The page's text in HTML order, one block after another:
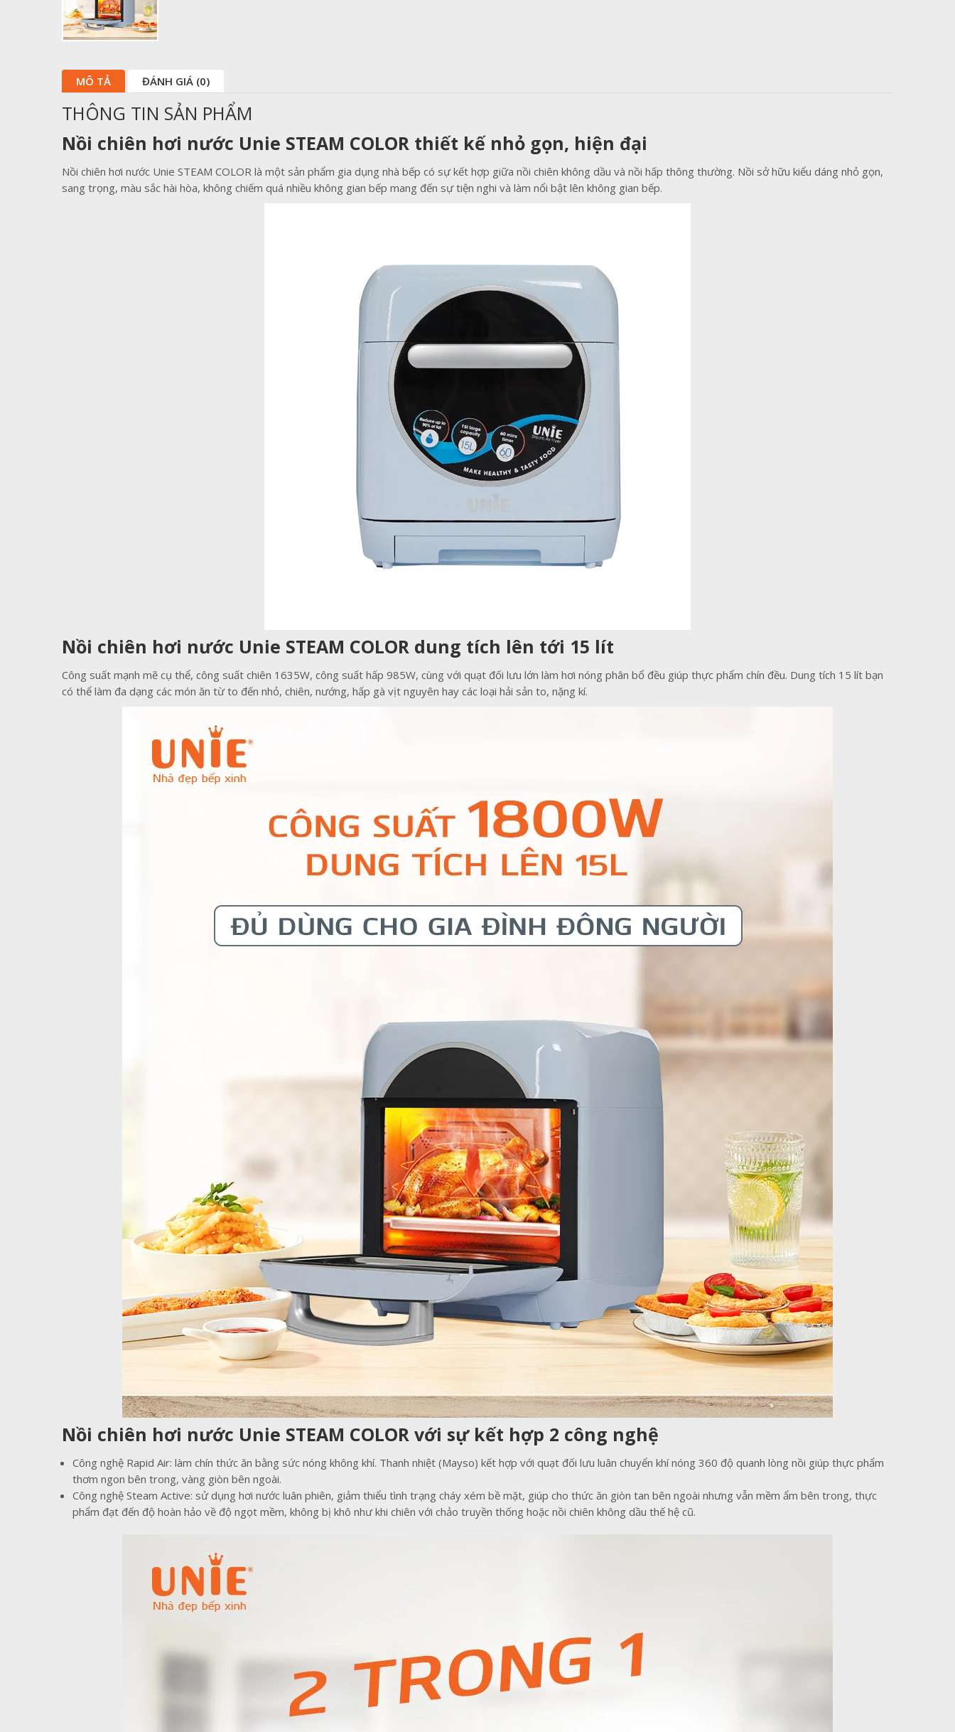
MÔ TẢ ĐÁNH GIÁ (0)
THÔNG TIN SẢN PHẨM
Nồi chiên hơi nước Unie STEAM COLOR thiết kế nhỏ gọn, hiện đại
Nồi chiên hơi nước Unie STEAM COLOR là một sản phẩm gia dụng nhà bếp có sự kết hợp giữa nồi chiên không dầu và nồi hấp thông thường. Nồi sở hữu kiểu dáng nhỏ gọn,
sang trọng, màu sắc hài hòa, không chiếm quá nhiều không gian bếp mang đến sự tiện nghi và làm nổi bật lên không gian bếp.
Nồi chiên hơi nước Unie STEAM COLOR dung tích lên tới 15 lít
Công suất mạnh mẽ cụ thể, công suất chiên 1635W, công suất hấp 985W, cùng với quạt đối lưu lớn làm hơi nóng phân bổ đều giúp thực phẩm chín đều. Dung tích 15 lít bạn
có thể làm đa dạng các món ăn từ to đến nhỏ, chiên, nướng, hấp gà vịt nguyên hay các loại hải sản to, nặng kí.
Nồi chiên hơi nước Unie STEAM COLOR với sự kết hợp 2 công nghệ
Công nghệ Rapid Air: làm chín thức ăn bằng sức nóng không khí. Thanh nhiệt (Mayso) kết hợp với quạt đối lưu luân chuyển khí nóng 360 độ quanh lòng nồi giúp thực phẩm
thơm ngon bên trong, vàng giòn bên ngoài.
Công nghệ Steam Active: sử dụng hơi nước luân phiên, giảm thiểu tình trạng cháy xém bề mặt, giúp cho thức ăn giòn tan bên ngoài nhưng vẫn mềm ẩm bên trong, thực
phẩm đạt đến độ hoàn hảo về độ ngọt mềm, không bị khô như khi chiên với chảo truyền thống hoặc nồi chiên không dầu thế hệ cũ.